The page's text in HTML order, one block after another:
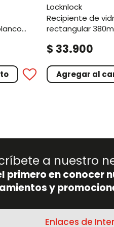
locknlock
recipiente de vidrio
rectangular
$ 33.900
Agregar al
a nuestro
primero en conocer
y
Enlaces de